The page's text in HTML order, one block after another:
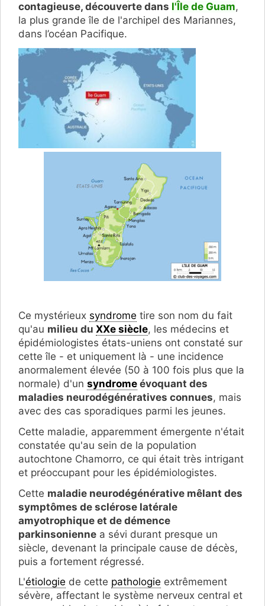
contagieuse, découverte dans l'Île de Guam,
la plus grande île de l'archipel des Mariannes,
dans l’océan Pacifique.
Ce mystérieux syndrome tire son nom du fait
qu'au milieu du XXe siècle, les médecins et
épidémiologistes états-uniens ont constaté sur
cette île - et uniquement là - une incidence
anormalement élevée (50 à 100 fois plus que la
normale) d'un syndrome évoquant des
maladies neurodégénératives connues, mais
avec des cas sporadiques parmi les jeunes.
Cette maladie, apparemment émergente n'était
constatée qu'au sein de la population
autochtone Chamorro, ce qui était très intrigant
et préoccupant pour les épidémiologistes.
Cette maladie neurodégénérative mêlant des
symptômes de sclérose latérale
amyotrophique et de démence
parkinsonienne a sévi durant presque un
siècle, devenant la principale cause de décès,
puis a fortement régressé.
L'étiologie de cette pathologie extrêmement
sévère, affectant le système nerveux central et